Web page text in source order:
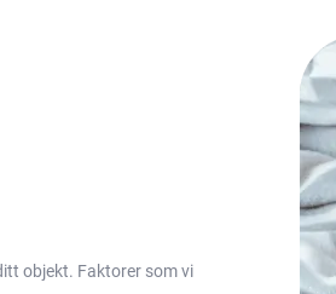
objekt. Faktorer som vi